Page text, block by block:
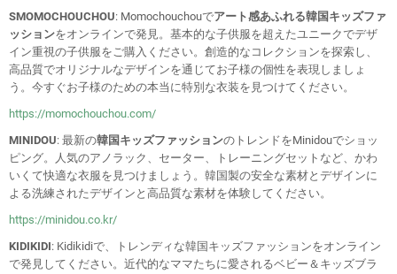
SMOMOCHOUCHOU: Momochouchouでアート感あふれる韓国キッズファ
ッションをオンラインで発見。基本的な子供服を超えたユニークでデザ
イン重視の子供服をご購入ください。創造的なコレクションを探索し、
高品質でオリジナルなデザインを通じてお子様の個性を表現しましょ
う。今すぐお子様のための本当に特別な衣装を見つけてください。
https://momochouchou.com/
MINIDOU: 最新の韓国キッズファッションのトレンドをMinidouでショッ
ピング。人気のアノラック、セーター、トレーニングセットなど、かわ
いくて快適な衣服を見つけましょう。韓国製の安全な素材とデザインに
よる洗練されたデザインと高品質な素材を体験してください。
https://minidou.co.kr/
KIDIKIDI: Kidikidiで、トレンディな韓国キッズファッションをオンライン
で発見してください。近代的なママたちに愛されるベビー＆キッズブラ